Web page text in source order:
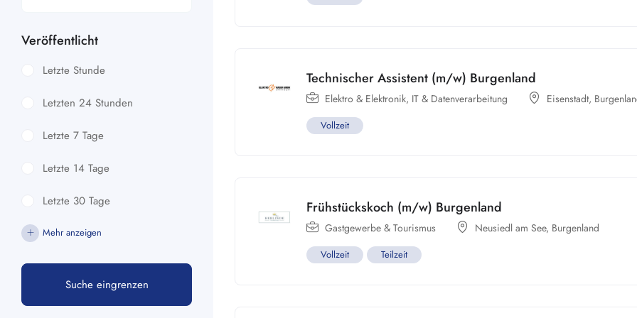
Veröffentlicht
Letzte Stunde
Letzten 24 Stunden
Letzte 7 Tage
Letzte 14 Tage
Letzte 30 Tage
Mehr anzeigen
Suche eingrenzen
Technischer Assistent (m/w) Burgenland
Elektro & Elektronik, IT & Datenverarbeitung Eisenstadt,
Vollzeit
Frühstückskoch (m/w) Burgenland
Gastgewerbe & Tourismus Neusiedl am See, Burgenland
Vollzeit Teilzeit